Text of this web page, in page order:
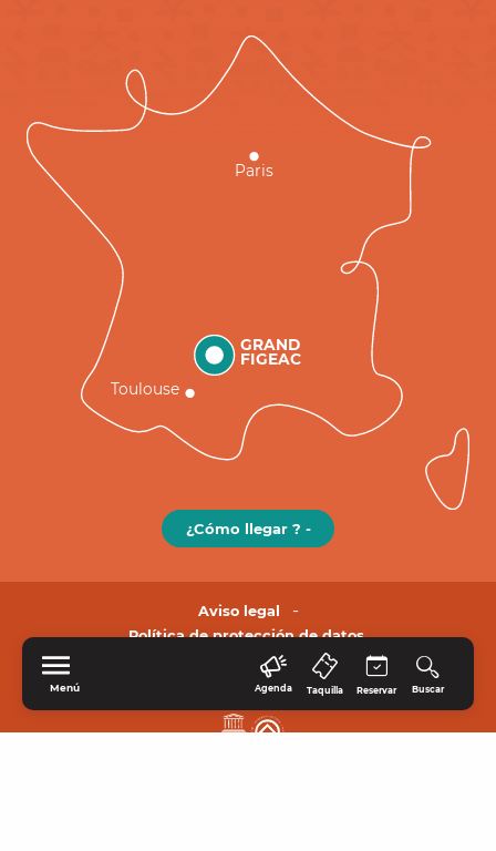
Menú Agenda Taquilla Reservar Buscar
GRAND
FIGEAC
Toulouse
Paris
¿Cómo llegar ? -
Aviso legal
Política de protección de datos.